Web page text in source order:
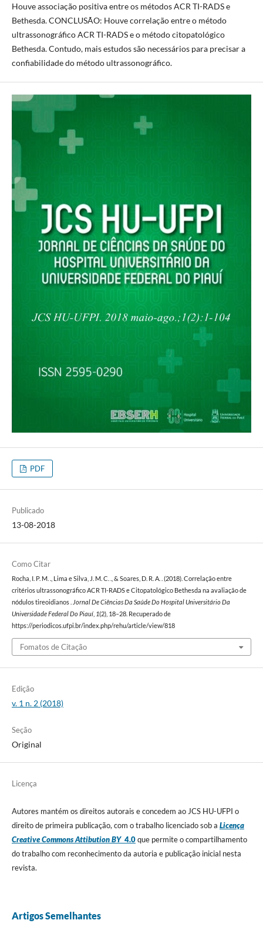
Houve associação positiva entre os métodos ACR TI-RADS e
Bethesda. CONCLUSÃO: Houve correlação entre o método
ultrassonográfico ACR TI-RADS e o método citopatológico
Bethesda. Contudo, mais estudos são necessários para precisar a
confiabilidade do método ultrassonográfico.
PDF
Publicado
13-08-2018
Como Citar
Rocha, I. P. M. ., Lima e Silva, J. M. C. ., & Soares, D. R. A. . (2018). Correlação entre
critérios ultrassonográfico ACR TI-RADS e Citopatológico Bethesda na avaliação de
nódulos tireoidianos .
Jornal De Ciências Da Saúde Do Hospital Universitário Da
Universidade Federal Do Piauí, 1(2), 18–28. Recuperado de
https://periodicos.ufpi.br/index.php/rehu/article/view/818
Fomatos de Citação
Edição
v. 1 n. 2 (2018)
Seção
Original
Licença
Autores mantém os direitos autorais e concedem ao JCS HU-UFPI o
direito de primeira publicação, com o trabalho licenciado sob a Licença
Creative Commons Attibution BY4.0que permite o compartilhamento
do trabalho com reconhecimento da autoria e publicação inicial nesta
revista.
Artigos Semelhantes